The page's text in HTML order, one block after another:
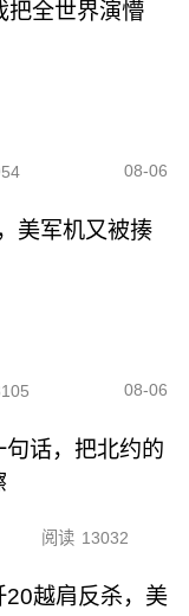
把全世界演懵
08-06
美军机又被揍
08-06
话，把北约的
阅读 13032
20越肩反杀，美